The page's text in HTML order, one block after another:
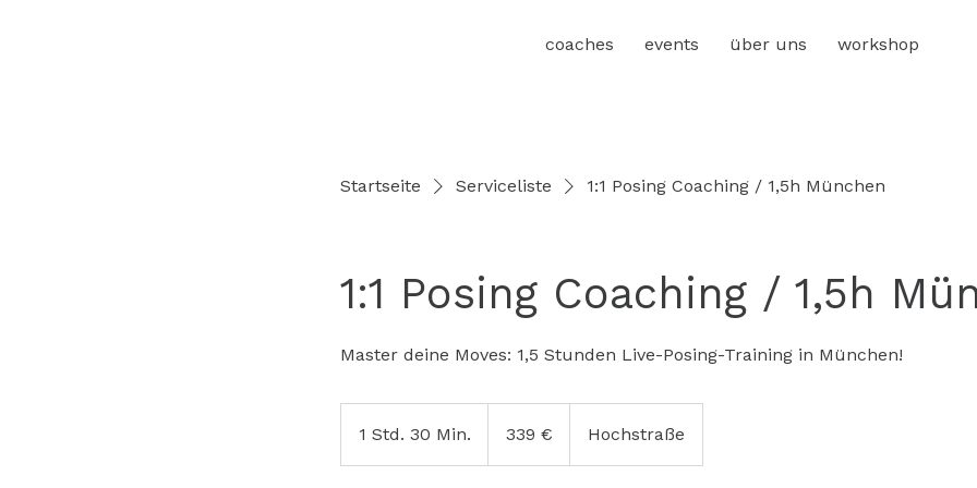
coaches events über uns workshop
Startseite Serviceliste 1:1 Posing Coaching / 1,5h München
1:1 Posing Coaching / 1,5h
Master deine Moves: 1,5 Stunden Live-Posing-Training in München!
1 Std. 30 Min. 339 € Hochstraße